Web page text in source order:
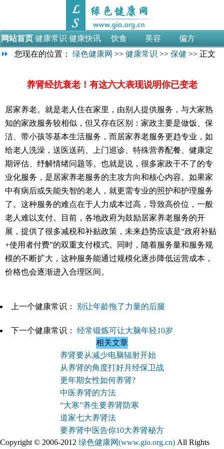
网站首页 健康常识 健康快讯 饮食 美容 偏方
母婴 减肥 男性 女性 视频 医学论文
您现在的位置： 绿色健康网 >> 健康常识 >> 保健 >> 正文
养肾经抗衰老！有这六大表现说明你已变老
居家养老。就是老人住在家里，由别人提供服务，与大家熟
知的家政服务较相似，但又存在区别：家政主要是做饭、保
洁、带小孩等基本生活服务，而居家养老服务更趋专业，如
给老人洗澡，送医送药、上门巡诊、特殊营养配餐、健康定
期评估、纾解情绪问题等。也就是说，很多家政干不了的专
业化服务，是居家养老服务的主攻方向和核心内容。如果家
中有病后或失能失智的老人，就更需专业的照护和护理服务
了。这种服务的难点在于人力成本过高，导致高价位，一般
老人难以支付。目前，各地政府为鼓励居家养老服务的开
展，提供了很多减税和补贴政策，未来趋势应该是“政府补贴
+使用者付费”的双重支付模式。同时，随着服务量和服务规
模的不断扩大，这种服务能通过规模化逐步降低运营成本，
价格也会逐渐进入合理区间。
上一个健康常识： 别让年龄拖了力量的后腿
下一个健康常识： 经常锻炼可让大脑年轻10岁
相关文章
养肾要从减少电脑辐射开始
从养肾的角度打好月经保卫战
更年期女性如何养肾?
中医养肾的方法
“大寒”养生要养肾防寒
道家七大养肾法
要养肾中医告你10大养肾秘方
Copyright © 2006-2012 绿色健康网(www.gio.org.cn) All Rights